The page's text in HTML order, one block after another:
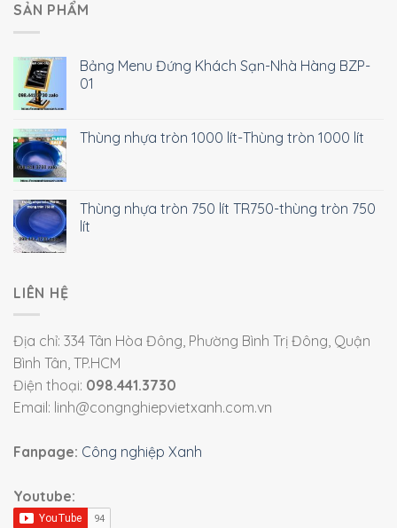
SẢN PHẨM
Bảng Menu Đứng Khách Sạn-Nhà Hàng BZP-
01
Thùng nhựa tròn 1000 lít-Thùng tròn 1000 lít
Thùng nhựa tròn 750 lít TR750-thùng tròn 750
lít
LIÊN HỆ
Địa chỉ: 334 Tân Hòa Đông, Phường Bình Trị Đông, Quận
Bình Tân, TP.HCM
Điện thoại: 098.441.3730
Email: linh@congnghiepvietxanh.com.vn
Fanpage: Công nghiệp Xanh
Youtube: